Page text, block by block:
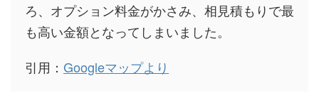
ろ、オプション料金がかさみ、相見積もりで最
も高い金額となってしまいました。
引用： Googleマップより